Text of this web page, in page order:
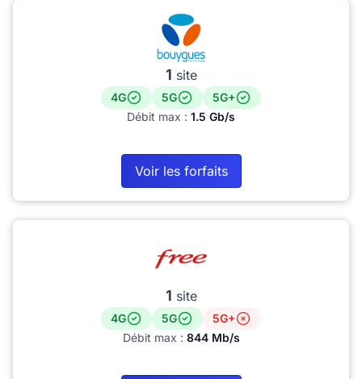
1 site
4G 5G
5G+
Débit max : 1.5 Gb/s
Voir les forfaits
1 site
4G 5G
5G+
Débit max : 844 Mb/s